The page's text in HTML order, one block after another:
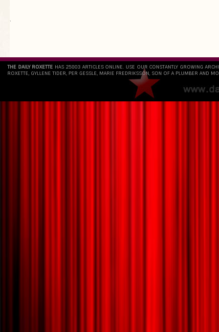
`
THE DAILY ROXETTE HAS 25803 ARTICLES ONLINE. USE OUR CONSTANTLY GROWING
ROXETTE, GYLLENE TIDER, PER GESSLE, MARIE FREDRIKSSON, SON OF A PLUMBER AND